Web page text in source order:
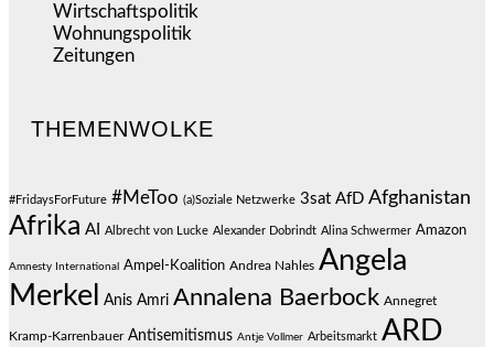
Wirtschaftspolitik
Wohnungspolitik
Zeitungen
THEMENWOLKE
#FridaysForFuture #MeToo (a)Soziale Netzwerke 3sat AfD Afghanistan
Afrika AI Albrecht von Lucke Alexander Dobrindt Alina Schwermer Amazon
Amnesty International Ampel-Koalition Andrea Nahles Angela
Merkel
Anis Amri Annalena Baerbock Annegret
Kramp-Karrenbauer Antisemitismus Antje Vollmer Arbeitsmarkt ARD